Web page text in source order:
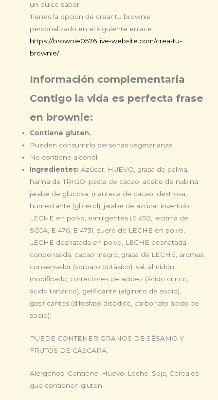
un dulce sabor.
Tienes la opción de crear tu brownie
personalizado en el siguiente enlace
https://brownie0576.live-website.com/crea-tu-
brownie/
Información complementaria
Contigo la vida es perfecta frase
en brownie:
Contiene gluten.
Pueden consumirlo personas vegetarianas.
No contiene alcohol
Ingredientes: Azúcar, HUEVO, grasa de palma,
harina de TRIGO, pasta de cacao, aceite de nabina,
jarabe de glucosa, manteca de cacao, dextrosa,
humectante (glicerol), jarabe de azúcar invertido,
LECHE en polvo, emulgentes (E 492, lecitina de
SOJA, E 476, E 473), suero de LECHE en polvo,
LECHE desnatada en polvo, LECHE desnatada
condensada, cacao magro, grasa de LECHE, aromas,
conservador (sorbato potásico), sal, almidón
modificado, correctores de acidez (ácido cítrico,
ácido tartárico), gelificante (alginato de sodio),
gasificantes (difosfato disódico, carbonato ácido de
sodio).
PUEDE CONTENER GRANOS DE SÉSAMO Y
FRUTOS DE CÁSCARA.
Alérgenos Contiene: Huevo, Leche, Soja, Cereales
que contienen gluten